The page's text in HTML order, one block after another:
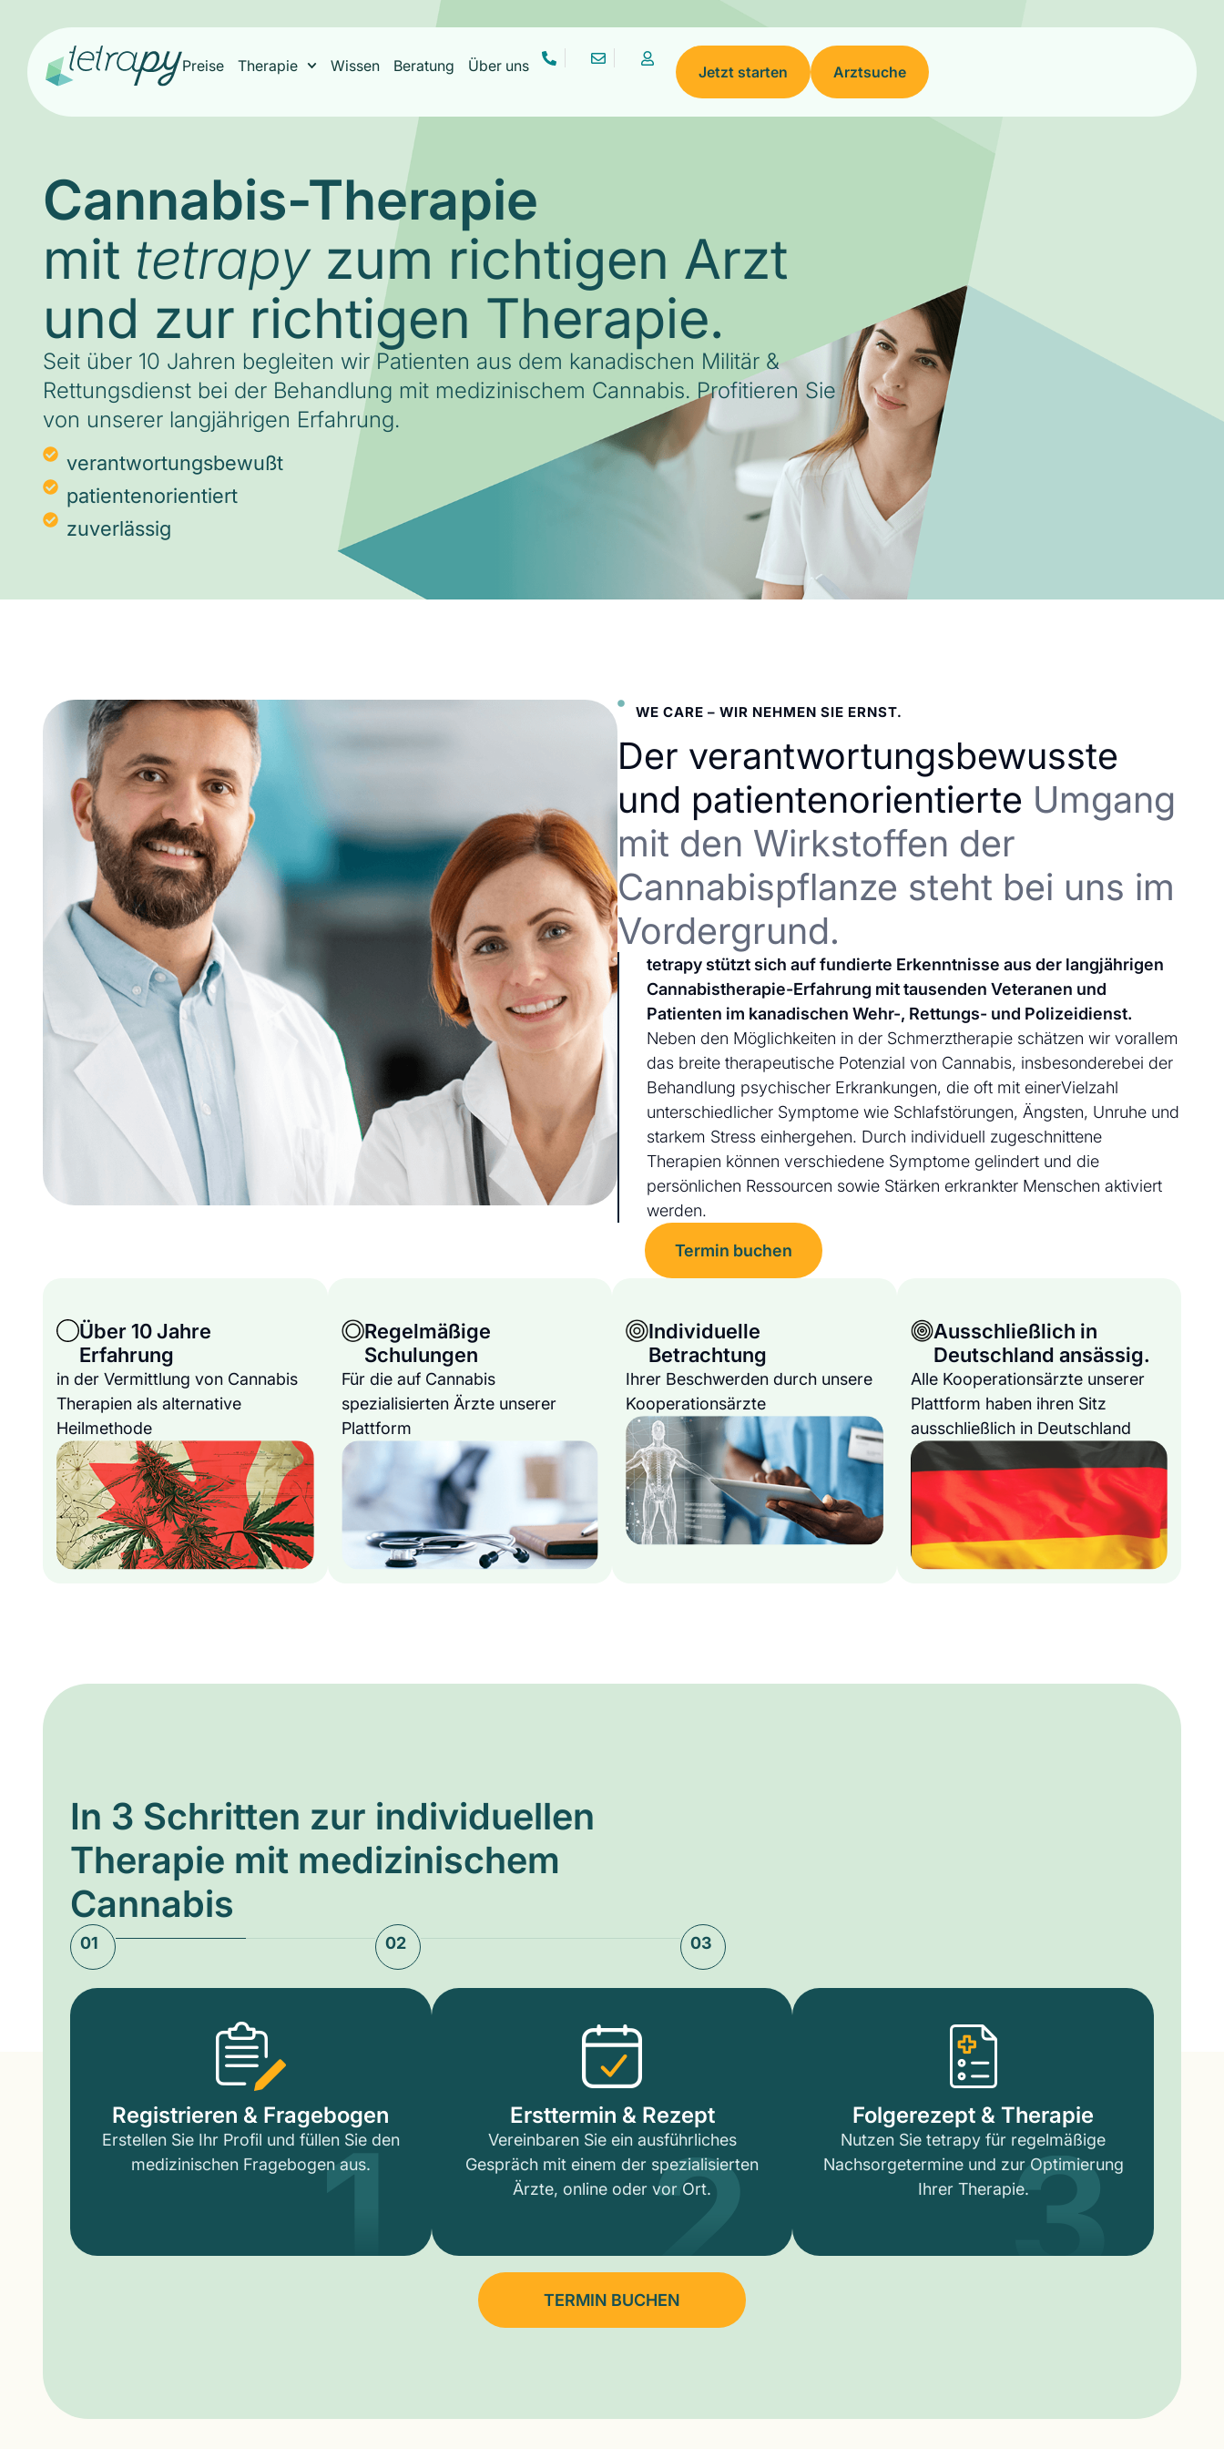
Preise Therapie Wissen Beratung Über uns Jetzt starten Arztsuche
Cannabis-Therapie
mit tetrapyzum richtigen Arzt
und zur richtigen Therapie.
Seit über 10 Jahren begleiten wir Patienten aus dem kanadischen Militär &
Rettungsdienst bei der Behandlung mit medizinischem Cannabis. Profitieren Sie
von unserer langjährigen Erfahrung.
verantwortungsbewußt
patientenorientiert
zuverlässig
WE CARE – WIR NEHMEN SIE ERNST.
Der verantwortungsbewusste
und patientenorientierte Umgang
mit den Wirkstoffen der
Cannabispflanze steht bei uns im
Vordergrund.
tetrapy stützt sich auf fundierte Erkenntnisse aus der langjährigen
Cannabistherapie-Erfahrung mit tausenden Veteranen und
Patienten im kanadischen Wehr-, Rettungs- und Polizeidienst.
Neben den Möglichkeiten in der Schmerztherapie schätzen wir vorallem
das breite therapeutische Potenzial von Cannabis, insbesonderebei der
Behandlung psychischer Erkrankungen, die oft mit einerVielzahl
unterschiedlicher Symptome wie Schlafstörungen, Ängsten, Unruhe und
starkem Stress einhergehen. Durch individuell zugeschnittene
Therapien können verschiedene Symptome gelindert und die
persönlichen Ressourcen sowie Stärken erkrankter Menschen aktiviert
werden.
Termin buchen
Über 10 Jahre
Erfahrung
in der Vermittlung von Cannabis
Therapien als alternative
Heilmethode
Regelmäßige
Schulungen
Für die auf Cannabis
spezialisierten Ärzte unserer
Plattform
Individuelle
Betrachtung
Ihrer Beschwerden durch unsere
Kooperationsärzte
Ausschließlich in
Deutschland ansässig.
Alle Kooperationsärzte unserer
Plattform haben ihren Sitz
ausschließlich in Deutschland
In 3 Schritten zur individuellen
Therapie mit medizinischem
Cannabis
01 02 03
Registrieren & Fragebogen
Erstellen Sie Ihr Profil und füllen Sie den
medizinischen Fragebogen aus.
1 Ersttermin & Rezept
Vereinbaren Sie ein ausführliches
Gespräch mit einem der spezialisierten
Ärzte, online oder vor Ort.
2 Folgerezept & Therapie
Nutzen Sie tetrapy für regelmäßige
Nachsorgetermine und zur Optimierung
Ihrer Therapie.3
TERMIN BUCHEN